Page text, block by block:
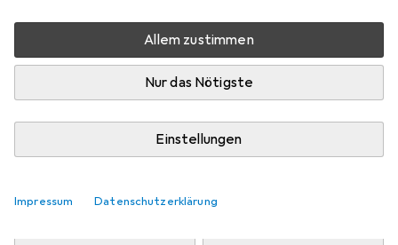
Allem zustimmen
Nur das Nötigste
Einstellungen
Impressum Datenschutzerklärung
Mehr als 10 Stück an Lager beim Drittanbieter
Lieferort angeben für genaue Lieferzeit
apohealth - Gesundheit aus der ApothekeDE
In den Warenkorb